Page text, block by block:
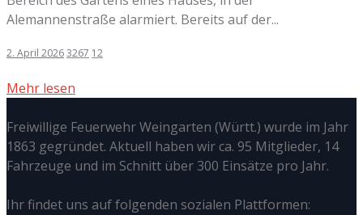
Alemannenstraße alarmiert. Bereits auf der...
2. April 20263267 12
Mehr lesen
Freiwillige Feuerwehr Weingarten (Württ.) wurde im Jahr
1863 gegründet. Aktuell haben wir ca. 95 Mitglieder, 14
Fahrzeuge und im Schnitt über 300 Einsätze pro Jahr.
Ihr findet uns auf folgenden sozialen Plattformen: